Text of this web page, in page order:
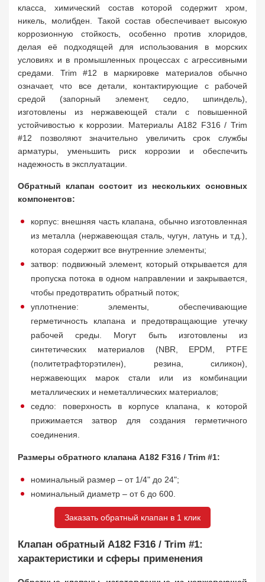
класса, химический состав которой содержит хром,
никель, молибден. Такой состав обеспечивает высокую
коррозионную стойкость, особенно против хлоридов,
делая её подходящей для использования в морских
условиях и в промышленных процессах с агрессивными
средами. Trim #12 в маркировке материалов обычно
означает, что все детали, контактирующие с рабочей
средой (запорный элемент, седло, шпиндель),
изготовлены из нержавеющей стали с повышенной
устойчивостью к коррозии. Материалы A182 F316 / Trim
#12 позволяют значительно увеличить срок службы
арматуры, уменьшить риск коррозии и обеспечить
надежность в эксплуатации.
Обратный клапан состоит из нескольких основных
компонентов:
корпус: внешняя часть клапана, обычно изготовленная
из металла (нержавеющая сталь, чугун, латунь и т.д.),
которая содержит все внутренние элементы;
затвор: подвижный элемент, который открывается для
пропуска потока в одном направлении и закрывается,
чтобы предотвратить обратный поток;
уплотнение: элементы, обеспечивающие
герметичность клапана и предотвращающие утечку
рабочей среды. Могут быть изготовлены из
синтетических материалов (NBR, EPDM, PTFE
(политетрафторэтилен), резина, силикон),
нержавеющих марок стали или из комбинации
металлических и неметаллических материалов;
седло: поверхность в корпусе клапана, к которой
прижимается затвор для создания герметичного
соединения.
Размеры обратного клапана A182 F316 / Trim #1:
номинальный размер – от 1/4" до 24";
номинальный диаметр – от 6 до 600.
Заказать обратный клапан в 1 клик
Клапан обратный A182 F316 / Trim #1:
характеристики и сферы применения